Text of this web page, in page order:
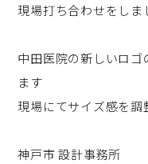
現場打ち合わせをしま
中田医院の新しいロ
ます
現場にてサイズ感を調
神戸市 設計事務所